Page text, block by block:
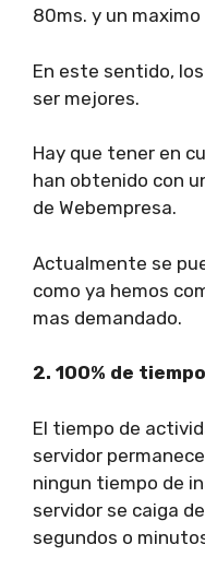
80ms. y un
En este sentido,
ser mejores.
Hay que tener en
han obtenido con
de Webempresa.
Actualmente se
como ya hemos
mas demandado.
2. 100% de
El tiempo de
servidor
ningun tiempo de
servidor se caiga
segundos o